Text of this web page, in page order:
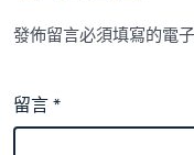
發佈留言必須填寫的電
留言*